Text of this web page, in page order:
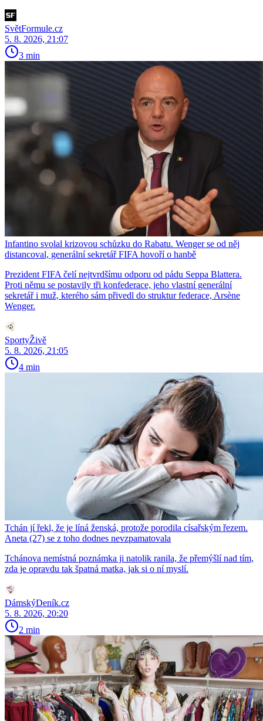
SvětFormule.cz
5. 8. 2026, 21:07
3 min
Infantino svolal krizovou schůzku do Rabatu. Wenger se od něj
distancoval, generální sekretář FIFA hovoří o hanbě
Prezident FIFA čelí nejtvrdšímu odporu od pádu Seppa Blattera.
Proti němu se postavily tři konfederace, jeho vlastní generální
sekretář i muž, kterého sám přivedl do struktur federace, Arsène
Wenger.
SportyŽivě
5. 8. 2026, 21:05
4 min
Tchán jí řekl, že je líná ženská, protože porodila císařským řezem.
Aneta (27) se z toho dodnes nevzpamatovala
Tchánova nemístná poznámka ji natolik ranila, že přemýšlí nad tím,
zda je opravdu tak špatná matka, jak si o ní myslí.
DámskýDeník.cz
5. 8. 2026, 20:20
2 min